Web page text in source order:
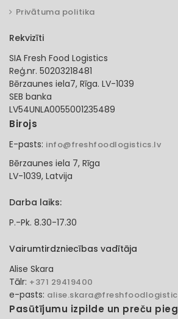
Privātuma politika
Rekvizīti
SIA Fresh Food Logistics
Reģ.nr. 50203218481
Bērzaunes iela7, Rīga. LV-1039
SEB banka
LV54UNLA0055001235489
Birojs
E-pasts: info@freshfoodlogistics.lv
Bērzaunes iela 7, Rīga
LV-1039, Latvija
Darba laiks:
P.-Pk. 8.30-17.30
Vairumtirdzniecības vadītāja
Alise Skara
Tālr: +371 29419400
e-pasts:
Pasūtījumu izpilde un preču